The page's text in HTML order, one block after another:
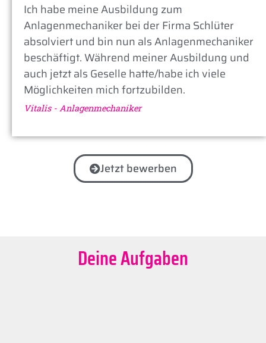
Ich habe meine Ausbildung zum
Anlagenmechaniker bei der Firma Schlüter
absolviert und bin nun als Anlagenmechaniker
beschäftigt. Während meiner Ausbildung und
auch jetzt als Geselle hatte/habe ich viele
Möglichkeiten mich fortzubilden.
Vitalis - Anlagenmechaniker
Jetzt bewerben
Deine Aufgaben